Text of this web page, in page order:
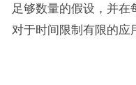
足够数量的假设，并在
对于时间限制有限的应